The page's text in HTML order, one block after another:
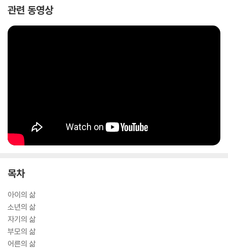
관련 동영상
목차
아이의 삶
소년의 삶
자기의 삶
부모의 삶
어른의 삶